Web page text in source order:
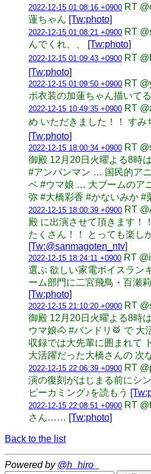
2022-12-15 01:08:16 +0900 RT
蓮ちゃん [Tw:photo]
2022-12-15 01:08:21 +0900 RT
んでくれ、、
[Tw:photo]
2022-12-15 01:09:43 +0900 RT
[Tw:photo]
2022-12-15 01:09:50 +0900 RT
ボ衣装の加蓮ちゃん描いてる
2022-12-15 10:49:35 +0900 RT
め いただきました！！ す
[Tw:photo]
2022-12-15 18:00:34 +0900 RT
御殿 12月20日火曜よる8時
#アンパンマン … 国民的ア
ベ #ウマ娘 … 大ブームのア
弥 #大橋彩香 #かないみか
2022-12-15 18:00:39 +0900 RT
殿 に出演させて頂きます！
たくさん！！ とっても楽し
[Tw:@sanmagoten_ntv]
2022-12-15 18:24:11 +0900 RT
選ぶ 欲しい家電ボイスラン
ーム部門に二宮飛鳥・百瀬
[Tw:photo]
2022-12-15 21:10:20 +0900 RT
御殿 12月20日火曜よる8時
ウマ娘🐴 #バンドリ🥁 で 大
収録では大先輩に囲まれて
大活躍だった大橋さんの 次
2022-12-15 22:06:39 +0900 RT
演の復刻がはじまる前にシ
ピーカミング♪を読もう
2022-12-15 22:08:51 +0900 RT
さん…… [Tw:photo]
Back to the list
Powered by @h_hiro_